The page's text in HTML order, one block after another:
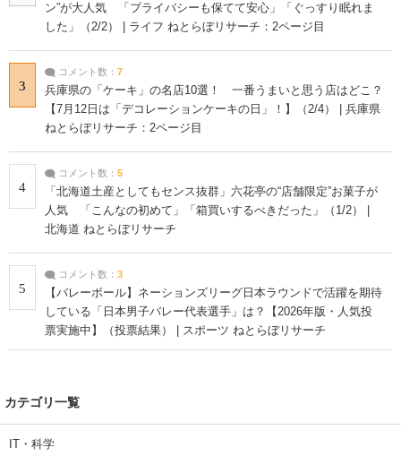
ン”が大人気 「プライバシーも保てて安心」「ぐっすり眠れま
した」（2/2） | ライフ ねとらぼリサーチ：2ページ目
3
コメント数： 7
兵庫県の「ケーキ」の名店10選！ 一番うまいと思う店はどこ？
【7月12日は「デコレーションケーキの日」！】（2/4） | 兵庫県
ねとらぼリサーチ：2ページ目
4
コメント数： 5
「北海道土産としてもセンス抜群」六花亭の“店舗限定”お菓子が
人気 「こんなの初めて」「箱買いするべきだった」（1/2） |
北海道 ねとらぼリサーチ
5
コメント数： 3
【バレーボール】ネーションズリーグ日本ラウンドで活躍を期待
している「日本男子バレー代表選手」は？【2026年版・人気投
票実施中】（投票結果） | スポーツ ねとらぼリサーチ
カテゴリ一覧
IT・科学